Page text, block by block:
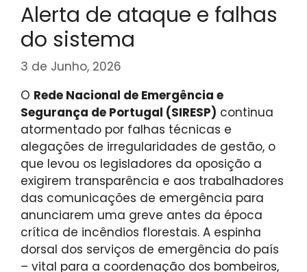
Alerta de ataque e falhas
do sistema
3 de Junho, 2026
O Rede Nacional de Emergência e
Segurança de Portugal (SIRESP) continua
atormentado por falhas técnicas e
alegações de irregularidades de gestão, o
que levou os legisladores da oposição a
exigirem transparência e aos trabalhadores
das comunicações de emergência para
anunciarem uma greve antes da época
crítica de incêndios florestais. A espinha
dorsal dos serviços de emergência do país
– vital para a coordenação dos bombeiros,